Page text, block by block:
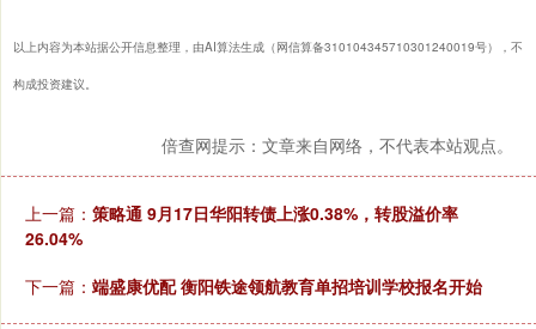
以上内容为本站据公开信息整理，由AI算法生成（网信算备310104345710301240019号），不
构成投资建议。
倍查网提示：文章来自网络，不代表本站观点。
上一篇： 策略通 9月17日华阳转债上涨0.38%，转股溢价率
26.04%
下一篇： 端盛康优配 衡阳铁途领航教育单招培训学校报名开始